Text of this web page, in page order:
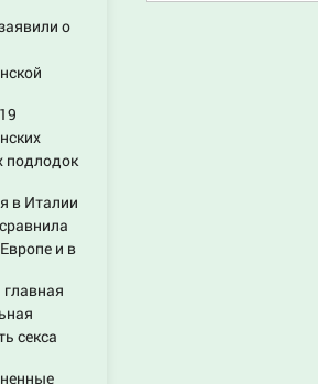
о
против
подлодок
инструмент
в Италии
и в
секса